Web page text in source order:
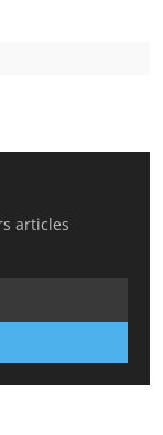
articles